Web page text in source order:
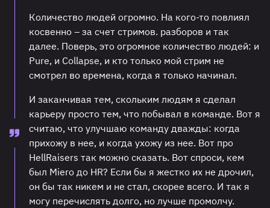
Количество людей огромно. На кого-то повлиял
косвенно – за счет стримов. разборов и так
далее. Поверь, это огромное количество людей: и
Pure, и Collapse, и кто только мой стрим не
смотрел во времена, когда я только начинал.
И заканчивая тем, скольким людям я сделал
карьеру просто тем, что побывал в команде. Вот я
считаю, что улучшаю команду дважды: когда
прихожу в нее, и когда ухожу из нее. Вот про
HellRaisers так можно сказать. Вот спроси, кем
был Miero до HR? Если бы я жестко их не дрочил,
он бы так никем и не стал, скорее всего. И так я
могу перечислять долго, но лучше промолчу.